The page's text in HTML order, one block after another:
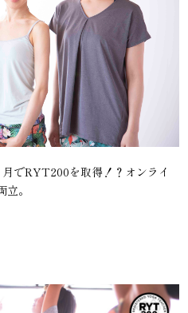
でRYT200を取得！？オンライ
。